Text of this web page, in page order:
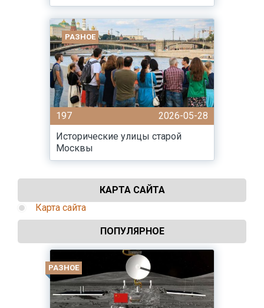
РАЗНОЕ
197
2026-05-28
Исторические улицы старой
Москвы
КАРТА САЙТА
Карта сайта
ПОПУЛЯРНОЕ
РАЗНОЕ